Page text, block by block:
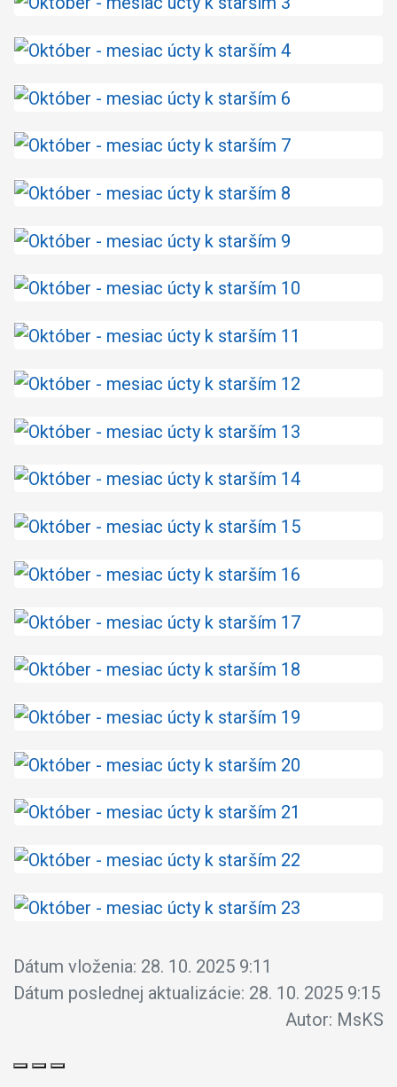
Dátum vloženia: 28. 10. 2025 9:11
Dátum poslednej aktualizácie: 28. 10. 2025 9:15
Autor: MsKS